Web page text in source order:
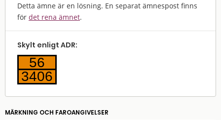
Detta ämne är en lösning. En separat ämnespost finns
för det rena ämnet.
Skylt enligt ADR:
56
3406
MÄRKNING OCH FAROANGIVELSER